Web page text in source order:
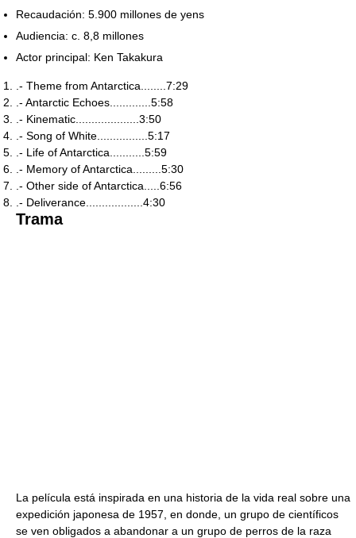
Recaudación: 5.900 millones de yens
Audiencia: c. 8,8 millones
Actor principal: Ken Takakura
.- Theme from Antarctica........7:29
.- Antarctic Echoes.............5:58
.- Kinematic....................3:50
.- Song of White................5:17
.- Life of Antarctica...........5:59
.- Memory of Antarctica.........5:30
.- Other side of Antarctica.....6:56
.- Deliverance..................4:30
Trama
La película está inspirada en una historia de la vida real sobre una
expedición japonesa de 1957, en donde, un grupo de científicos
se ven obligados a abandonar a un grupo de perros de la raza